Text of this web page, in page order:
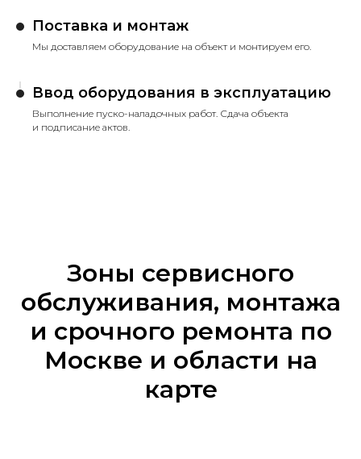
Поставка и монтаж
Мы доставляем оборудование на объект и монтируем его.
Ввод оборудования в эксплуатацию
Выполнение пуско-наладочных работ. Сдача объекта
и подписание актов.
Зоны сервисного
обслуживания, монтажа
и срочного ремонта по
Москве и области на
карте